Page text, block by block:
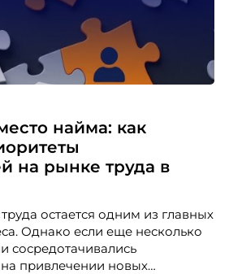
найма: как
на рынке труда в
остается одним из главных
Однако если еще несколько
сосредотачивались
привлечении новых